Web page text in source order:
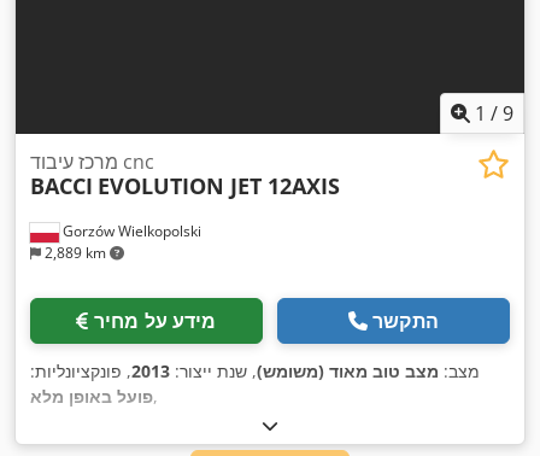
1 /9
Gorzów Wielkopolski
2,889 km
מרכז עיבוד cnc
BACCI EVOLUTION JET 12AXIS
מידע על מחיר התקשר
מצב: מצב טוב מאוד (משומש), שנת ייצור: 2013, פונקציונליות:
פועל באופן מלא,